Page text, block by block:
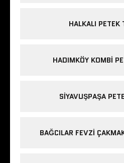
HALKALI PETEK
HADIMKÖY KOMBI
SIYAVUŞPAŞA
BAĞCILAR FEVZI